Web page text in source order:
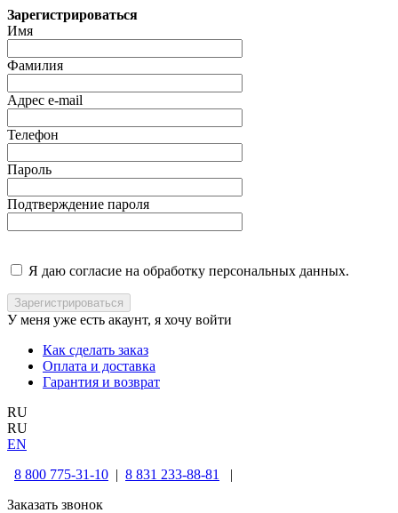
Зарегистрироваться
Имя
Фамилия
Адрес e-mail
Телефон
Пароль
Подтверждение пароля
Я даю согласие на обработку персональных данных.
У меня уже есть акаунт, я хочу войти
Как сделать заказ
Оплата и доставка
Гарантия и возврат
RU
RU
EN
8 800 775-31-10 | 8 831 233-88-81
|
Заказать звонок